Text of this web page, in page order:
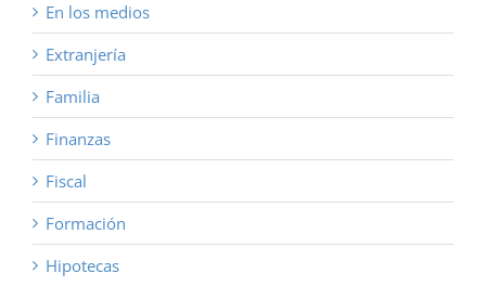
En los medios
Extranjería
Familia
Finanzas
Fiscal
Formación
Hipotecas